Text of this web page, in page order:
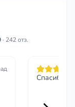
· 242 отз.
Спасибо